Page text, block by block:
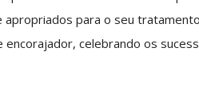
para o seu
celebrando os